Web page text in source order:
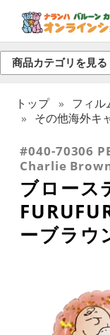
商品カテゴリを見る
トップ フィル
その他海外キ
#040-70306
Charlie
ブロース
ーブラウ